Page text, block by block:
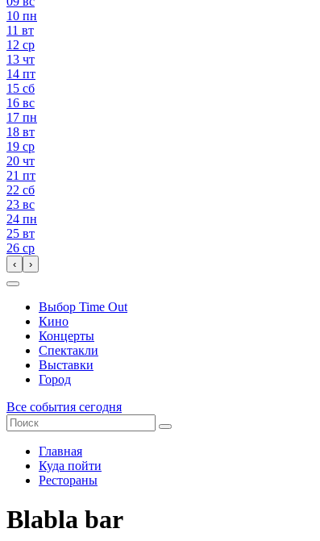
10 пн
11 вт
12 ср
13 чт
14 пт
15 сб
16 вс
17 пн
18 вт
19 ср
20 чт
21 пт
22 сб
23 вс
24 пн
25 вт
26 ср
‹ ›
Выбор Time Out
Кино
Концерты
Спектакли
Выставки
Город
Все события сегодня
Главная
Куда пойти
Рестораны
Blabla bar